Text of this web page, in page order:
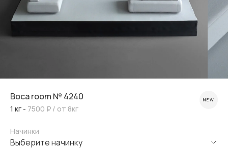
Boca room № 4240
1 кг - 7500 ₽ / от 8кг
NEW
Начинки
выберите начинку